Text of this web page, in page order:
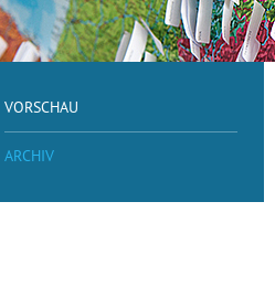
VORSCHAU
ARCHIV